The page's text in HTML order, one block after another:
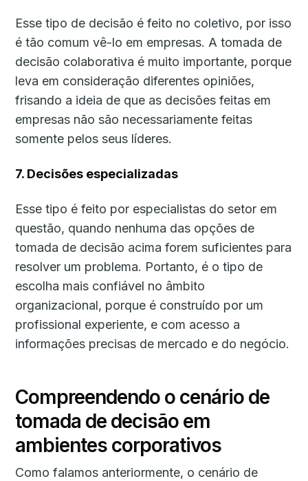
Esse tipo de decisão é feito no coletivo, por isso
é tão comum vê-lo em empresas. A tomada de
decisão colaborativa é muito importante, porque
leva em consideração diferentes opiniões,
frisando a ideia de que as decisões feitas em
empresas não são necessariamente feitas
somente pelos seus líderes.
7. Decisões especializadas
Esse tipo é feito por especialistas do setor em
questão, quando nenhuma das opções de
tomada de decisão acima forem suficientes para
resolver um problema. Portanto, é o tipo de
escolha mais confiável no âmbito
organizacional, porque é construído por um
profissional experiente, e com acesso a
informações precisas de mercado e do negócio.
Compreendendo o cenário de
tomada de decisão em
ambientes corporativos
Como falamos anteriormente, o cenário de